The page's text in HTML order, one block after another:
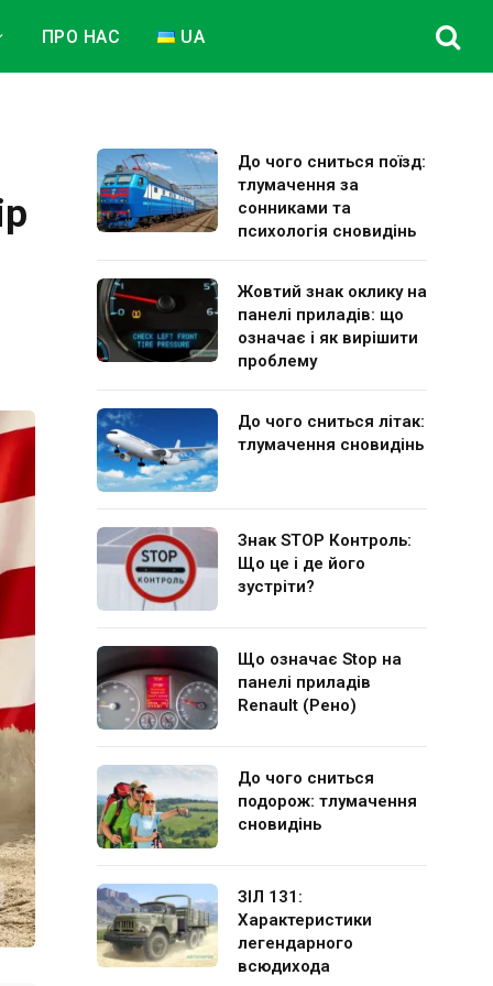
ПРО НАС UA
До чого сниться поїзд:
тлумачення за
сонниками та
психологія сновидінь
Жовтий знак оклику на
панелі приладів: що
означає і як вирішити
проблему
До чого сниться літак:
тлумачення сновидінь
Знак STOP Контроль:
Що це і де його
зустріти?
Що означає Stop на
панелі приладів
Renault (Рено)
До чого сниться
подорож: тлумачення
сновидінь
ЗІЛ 131:
Характеристики
легендарного
всюдихода